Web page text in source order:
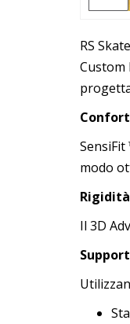
RS
Custom
modo
Il 3D